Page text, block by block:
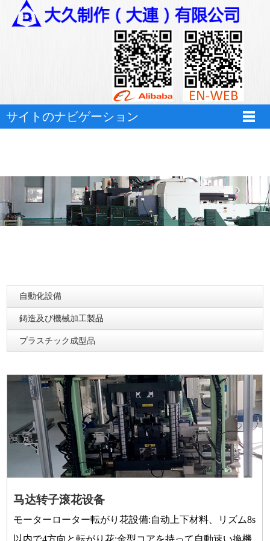
サイトのナビゲーション
自動化設備
鋳造及び機械加工製品
プラスチック成型品
马达转子滚花设备
モーターローター転がり花設備:自动上下材料、リズム8s
以内で4方向と転がり花;金型コアを持って自動速い換機